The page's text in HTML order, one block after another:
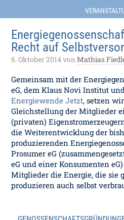
Recht auf
6. Oktober 2014vonMathias
Gemeinsam mit der
eG, dem Klaus Novi Institut
Energiewende Jetzt, setzen
Gleichstellung der Mitglieder
(privaten)
die Weiterentwicklung der
produzierenden
Prosumer eG
eG und einer Konsumenten
Mitglieder die Energie, die sie
produzieren auch selbst